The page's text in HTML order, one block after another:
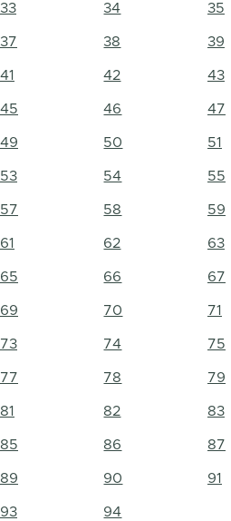
33 34 35
37 38 39
41 42 43
45 46 47
49 50 51
53 54 55
57 58 59
61 62 63
65 66 67
69 70 71
73 74 75
77 78 79
81 82 83
85 86 87
89 90 91
93
94